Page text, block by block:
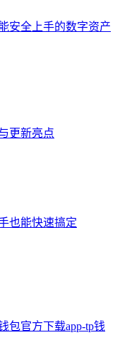
安全上手的数字资产
更新亮点
也能快速搞定
包官方下载app-tp钱